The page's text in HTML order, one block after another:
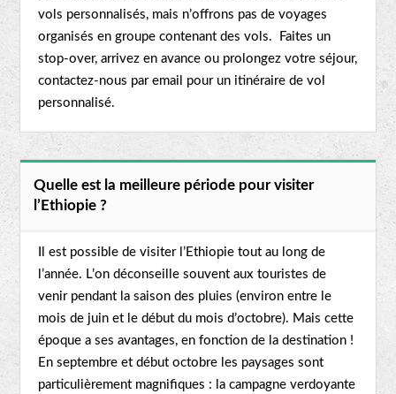
vols personnalisés, mais n’offrons pas de voyages
organisés en groupe contenant des vols. Faites un
stop-over, arrivez en avance ou prolongez votre séjour,
contactez-nous par email pour un itinéraire de vol
personnalisé.
Quelle est la meilleure période pour visiter
l’Ethiopie ?
Il est possible de visiter l’Ethiopie tout au long de
l’année. L’on déconseille souvent aux touristes de
venir pendant la saison des pluies (environ entre le
mois de juin et le début du mois d’octobre). Mais cette
époque a ses avantages, en fonction de la destination !
En septembre et début octobre les paysages sont
particulièrement magnifiques : la campagne verdoyante